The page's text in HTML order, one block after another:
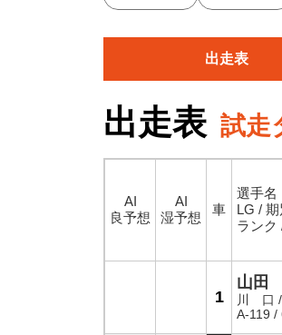
出走表
出走表 試走
AI
良予想
AI
湿予想
車
選手名
LG /
ランク
1
山田
川 口 /
A-119 /